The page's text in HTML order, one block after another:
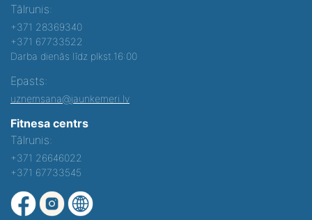
Tālrunis:
+371 28369340
+371 67733522
Darba dienās līdz plkst.16:00
Epasts:
uznemsana@jaunkemeri.lv
Fitnesa centrs
Tālrunis:
+371 26646022
+371 67733545